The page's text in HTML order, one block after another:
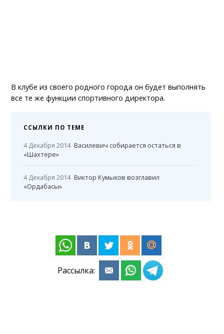
В клубе из своего родного города он будет выполнять
все те же функции спортивного директора.
ССЫЛКИ ПО ТЕМЕ
4 Декабря 2014 Василевич собирается остаться в
«Шахтере»
4 Декабря 2014 Виктор Кумыков возглавил
«Ордабасы»
Рассылка: